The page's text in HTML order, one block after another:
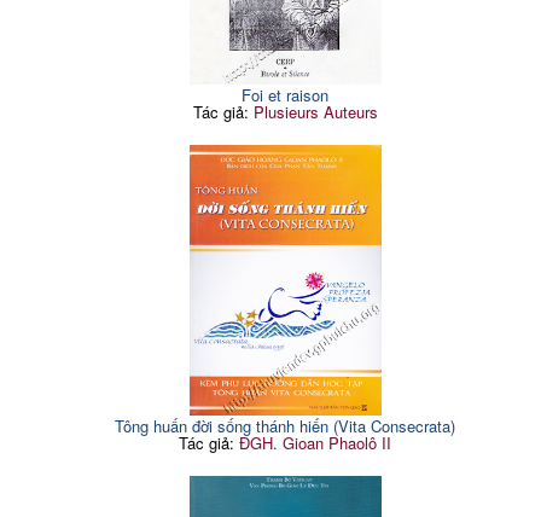
Foi et raison
Tác giả: Plusieurs Auteurs
Tông huấn đời sống thánh hiến (Vita Consecrata)
Tác giả:ĐGH. Gioan Phaolô II